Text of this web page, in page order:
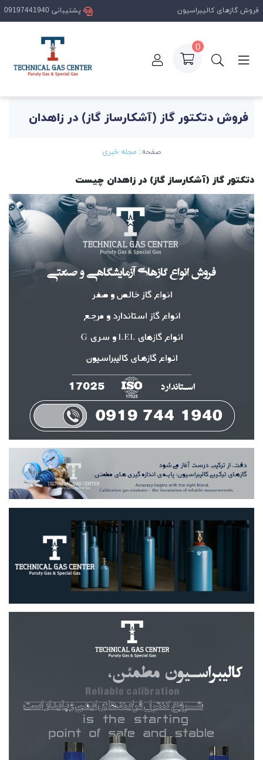
فروش دتکتور گاز (آشکارساز گاز) در زاهدان
صفحه: مجله خبری
دتکتور گاز (آشکارساز گاز) در زاهدان چیست
فروش گازهای کالیبراسیون پشتیبانی 09197441940
0